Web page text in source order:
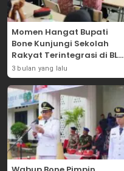
Momen Hangat Bupati
Bone Kunjungi Sekolah
Rakyat Terintegrasi di BLK
Bajoe
3 bulan yang lalu